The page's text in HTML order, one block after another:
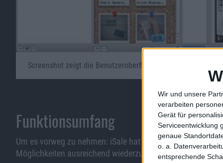
Wir und unsere
verarbeiten
Gerät für
Serviceentwicklung
genaue
o. a.
entsprechende
Screenshot zeigt die Benutzeroberfläche von iSale 4 für OS X.
Bild in voller Größe
Funktionsumfang
Um es vorweg zu nehmen: iSale hat einen großen
Möglichkeiten ausreichend wiederzugeben. Wir